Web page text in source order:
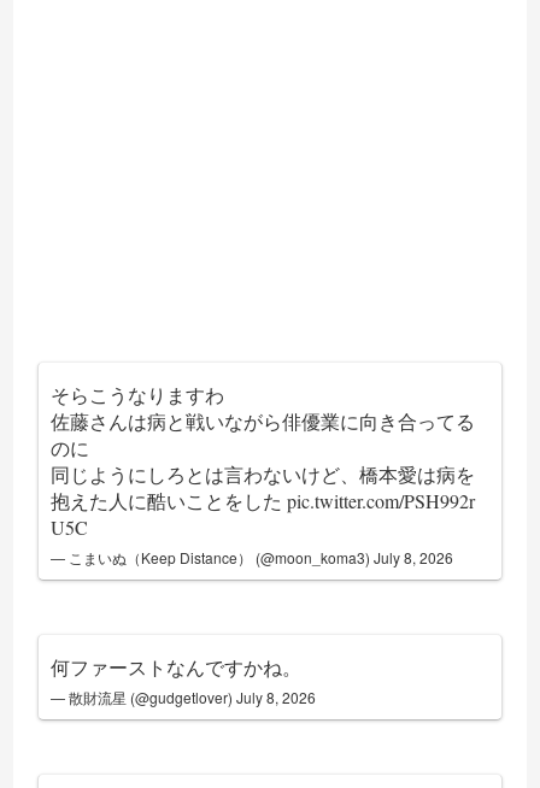
そらこうなりますわ
佐藤さんは病と戦いながら俳優業に向き合ってる
のに
同じようにしろとは言わないけど、橋本愛は病を
抱えた人に酷いことをしたpic.twitter.com/PSH992r
U5C
— こまいぬ（Keep Distance） (@moon_koma3)July 8, 2026
何ファーストなんですかね。
— 散財流星 (@gudgetlover)July 8, 2026